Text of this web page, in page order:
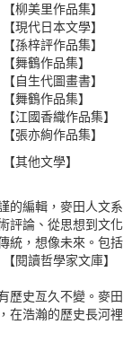
【柳美里作品集】
【現代日本文學】
【孫梓評作品集】
【舞鶴作品集】
【自生代圖畫書】
【舞鶴作品集】
【江國香織作品集】
【張亦絢作品集】
【其他文學】
的編輯，麥田人文
評論、從思想到文
統，想像未來。包括
【閱讀哲學家文庫】
歷史亙久不變。麥
在浩瀚的歷史長河